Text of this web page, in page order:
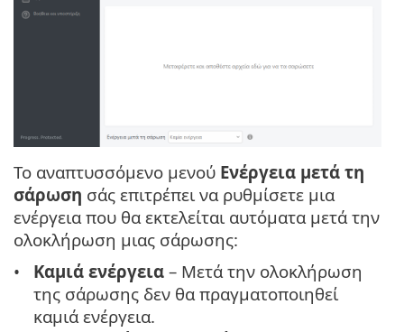
Το αναπτυσσόμενο μενού Ενέργεια μετά τη
σάρωση σάς επιτρέπει να ρυθμίσετε μια
ενέργεια που θα εκτελείται αυτόματα μετά την
ολοκλήρωση μιας σάρωσης:
Καμιά ενέργεια – Μετά την ολοκλήρωση
της σάρωσης δεν θα πραγματοποιηθεί
καμιά ενέργεια.